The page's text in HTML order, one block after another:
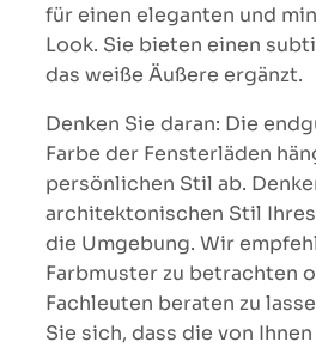
für einen eleganten und
Look. Sie bieten einen
das weiße Äußere ergänzt.
Denken Sie daran: Die
Farbe der Fensterläden
persönlichen Stil ab.
architektonischen Stil Ihres
die Umgebung. Wir
Farbmuster zu betrachten
Fachleuten beraten zu
Sie sich, dass die von